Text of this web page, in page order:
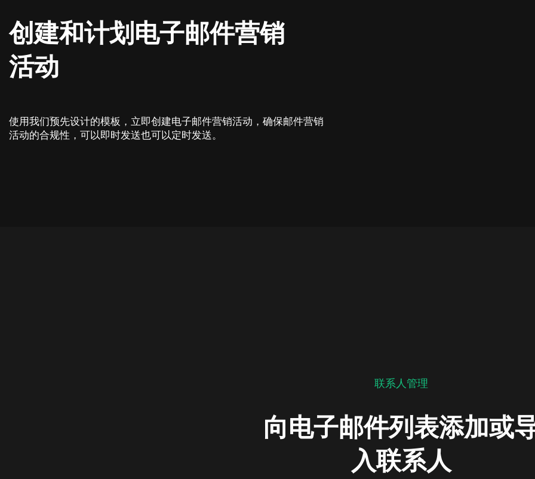
创建和计划电子邮件营销
活动
使用我们预先设计的模板，立即创建电子邮件营销活动，确保邮件营销
活动的合规性，可以即时发送也可以定时发送。
联系人管理
向电子邮件列表添加或
入联系人